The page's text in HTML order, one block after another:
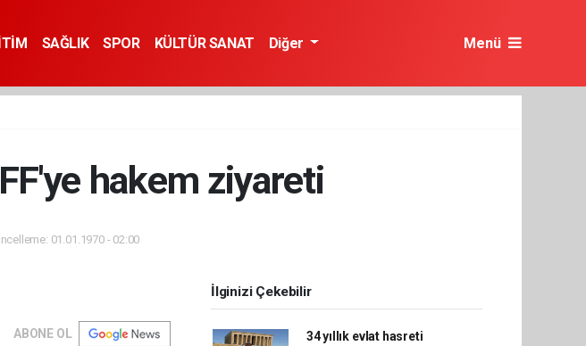
SAĞLIK SPOR KÜLTÜR SANAT Diğer Menü
hakem ziyareti
01.01.1970 - 02:00
ABONE OL
İlginizi Çekebilir
34 yıllık evlat hasreti